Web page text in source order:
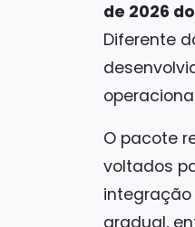
de 2026
Diferente
O pacote
voltados
integração
gradual,